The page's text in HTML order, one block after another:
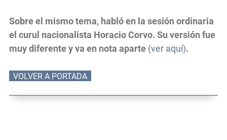
Sobre el mismo tema, habló en la sesión ordinaria
el curul nacionalista Horacio Corvo. Su versión fue
muy diferente y va en nota aparte (ver aquí).
VOLVER A PORTADA